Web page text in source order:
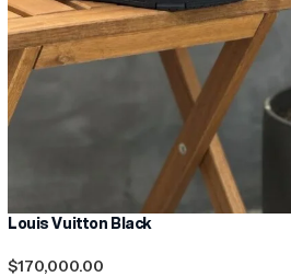
Louis Vuitton Black
$170,000.00